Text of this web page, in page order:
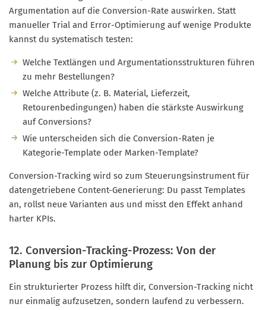
Argumentation auf die Conversion-Rate auswirken. Statt
manueller Trial and Error-Optimierung auf wenige Produkte
kannst du systematisch testen:
Welche Textlängen und Argumentationsstrukturen führen
zu mehr Bestellungen?
Welche Attribute (z. B. Material, Lieferzeit,
Retourenbedingungen) haben die stärkste Auswirkung
auf Conversions?
Wie unterscheiden sich die Conversion-Raten je
Kategorie-Template oder Marken-Template?
Conversion-Tracking wird so zum Steuerungsinstrument für
datengetriebene Content-Generierung: Du passt Templates
an, rollst neue Varianten aus und misst den Effekt anhand
harter KPIs.
12. Conversion-Tracking-Prozess: Von der
Planung bis zur Optimierung
Ein strukturierter Prozess hilft dir, Conversion-Tracking nicht
nur einmalig aufzusetzen, sondern laufend zu verbessern.